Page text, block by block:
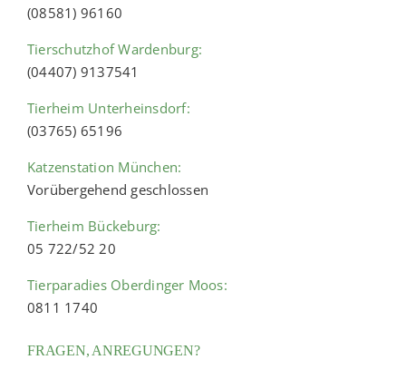
(08581) 96160
Tierschutzhof Wardenburg:
(04407) 9137541
Tierheim Unterheinsdorf:
(03765) 65196
Katzenstation München:
Vorübergehend geschlossen
Tierheim Bückeburg:
05 722/52 20
Tierparadies Oberdinger Moos:
0811 1740
FRAGEN, ANREGUNGEN?